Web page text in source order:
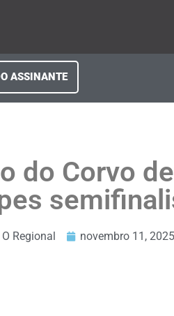
ASSINANTE
do Corvo
Regional novembro 11, 2025